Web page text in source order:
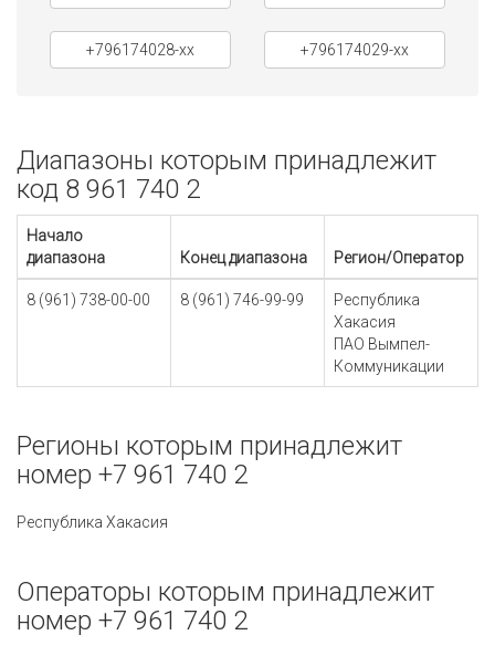
+796174028-xx +796174029-xx
Диапазоны которым принадлежит
код 8 961 740 2
Начало
диапазона
Конец диапазона Регион/Оператор
8 (961) 738-00-00 8 (961) 746-99-99
Республика
Хакасия
ПАО Вымпел-
Коммуникации
Регионы которым принадлежит
номер +7 961 740 2
Республика Хакасия
Операторы которым принадлежит
номер +7 961 740 2